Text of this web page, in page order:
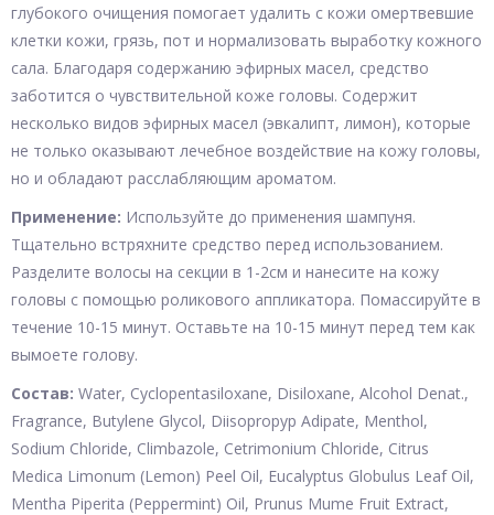
глубокого очищения помогает удалить с кожи омертвевшие
клетки кожи, грязь, пот и нормализовать выработку кожного
сала. Благодаря содержанию эфирных масел, средство
заботится о чувствительной коже головы. Содержит
несколько видов эфирных масел (эвкалипт, лимон), которые
не только оказывают лечебное воздействие на кожу головы,
но и обладают расслабляющим ароматом.
Применение: Используйте до применения шампуня.
Тщательно встряхните средство перед использованием.
Разделите волосы на секции в 1-2см и нанесите на кожу
головы с помощью роликового аппликатора. Помассируйте в
течение 10-15 минут. Оставьте на 10-15 минут перед тем как
вымоете голову.
Состав: Water, Cyclopentasiloxane, Disiloxane, Alcohol Denat.,
Fragrance, Butylene Glycol, Diisopropyp Adipate, Menthol,
Sodium Chloride, Climbazole, Cetrimonium Chloride, Citrus
Medica Limonum (Lemon) Peel Oil, Eucalyptus Globulus Leaf Oil,
Mentha Piperita (Peppermint) Oil, Prunus Mume Fruit Extract,